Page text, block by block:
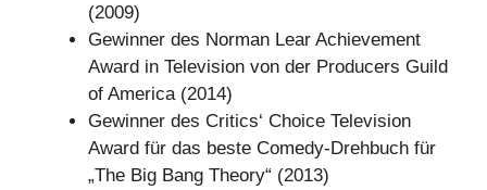
(2009)
Gewinner des Norman Lear Achievement
Award in Television von der Producers Guild
of America (2014)
Gewinner des Critics‘ Choice Television
Award für das beste Comedy-Drehbuch für
„The Big Bang Theory“ (2013)